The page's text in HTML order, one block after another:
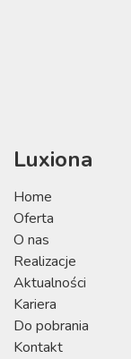
Luxiona
Home
Oferta
O nas
Realizacje
Aktualności
Kariera
Do pobrania
Kontakt